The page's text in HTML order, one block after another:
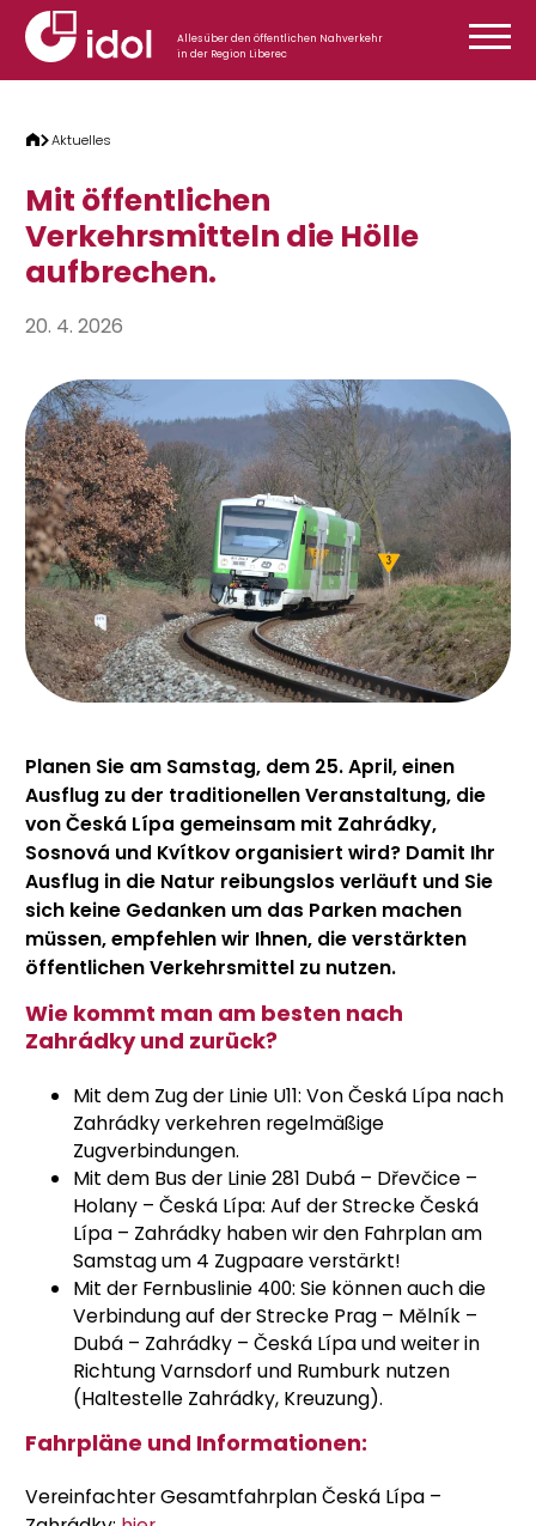
Zum Inhalt springen
Alles über den öffentlichen Nahverkehr
in der Region Liberec
Aktuelles
Mit öffentlichen
Verkehrsmitteln die Hölle
aufbrechen.
20. 4. 2026
Planen Sie am Samstag, dem 25. April, einen
Ausflug zu der traditionellen Veranstaltung, die
von Česká Lípa gemeinsam mit Zahrádky,
Sosnová und Kvítkov organisiert wird? Damit Ihr
Ausflug in die Natur reibungslos verläuft und Sie
sich keine Gedanken um das Parken machen
müssen, empfehlen wir Ihnen, die verstärkten
öffentlichen Verkehrsmittel zu nutzen.
Wie kommt man am besten nach
Zahrádky und zurück?
Mit dem Zug der Linie U11: Von Česká Lípa nach
Zahrádky verkehren regelmäßige
Zugverbindungen.
Mit dem Bus der Linie 281 Dubá – Dřevčice –
Holany – Česká Lípa: Auf der Strecke Česká
Lípa – Zahrádky haben wir den Fahrplan am
Samstag um 4 Zugpaare verstärkt!
Mit der Fernbuslinie 400: Sie können auch die
Verbindung auf der Strecke Prag – Mělník –
Dubá – Zahrádky – Česká Lípa und weiter in
Richtung Varnsdorf und Rumburk nutzen
(Haltestelle Zahrádky, Kreuzung).
Fahrpläne und Informationen:
Vereinfachter Gesamtfahrplan Česká Lípa –